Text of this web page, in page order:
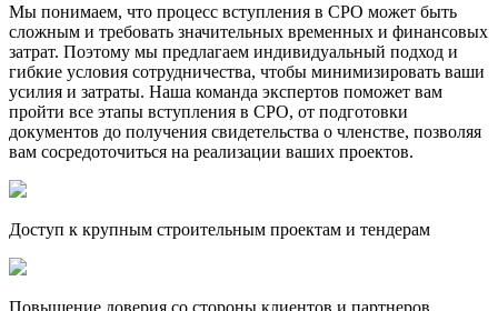
Мы понимаем, что процесс вступления в СРО может быть
сложным и требовать значительных временных и финансовых
затрат. Поэтому мы предлагаем индивидуальный подход и
гибкие условия сотрудничества, чтобы минимизировать ваши
усилия и затраты. Наша команда экспертов поможет вам
пройти все этапы вступления в СРО, от подготовки
документов до получения свидетельства о членстве, позволяя
вам сосредоточиться на реализации ваших проектов.
Доступ к крупным строительным проектам и тендерам
Повышение доверия со стороны клиентов и партнеров